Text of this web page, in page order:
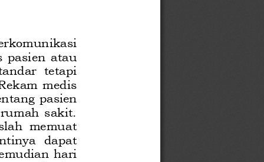
pasien atau
tetapi
medis
pasien
sakit.
memuat
dapat
hari